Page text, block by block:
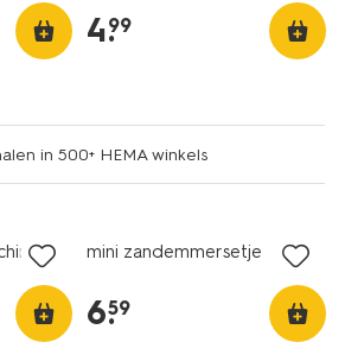
4.
99
in 500+ HEMA winkels
mini zandemmersetje
6.
59